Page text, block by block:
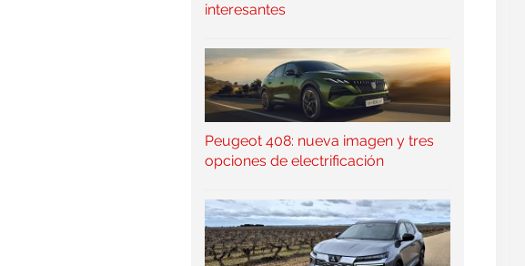
interesantes
Peugeot 408: nueva imagen y tres
opciones de electrificación